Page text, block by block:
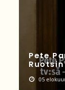
Pete
05